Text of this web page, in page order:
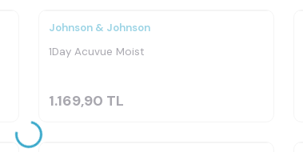
Johnson & Johnson
1Day Acuvue Moist
1.169,90 TL